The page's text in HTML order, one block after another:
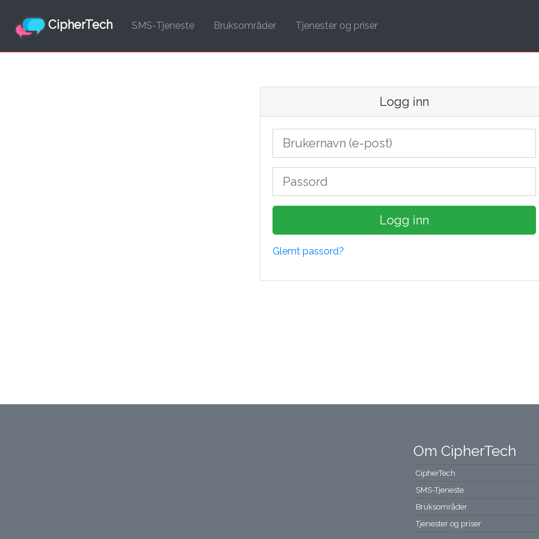
CipherTech SMS-Tjeneste (current)Bruksområder Tjenester og priser
Logg inn
Logg inn
Glemt passord?
Om CipherTech
CipherTech
SMS-Tjeneste
Bruksområder
Tjenester og priser